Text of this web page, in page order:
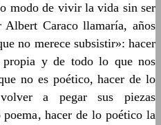
modo de vivir la vida sin ser
Caraco llamaría, años
no merece subsistir»: hacer
y de todo lo que nos
no es poético, hacer de lo
a pegar sus piezas
hacer de lo poético la